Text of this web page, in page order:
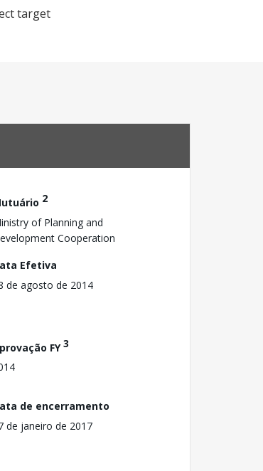
target
2
of Planning and
Cooperation
Efetiva
de agosto de 2014
FY3
de encerramento
de janeiro de 2017